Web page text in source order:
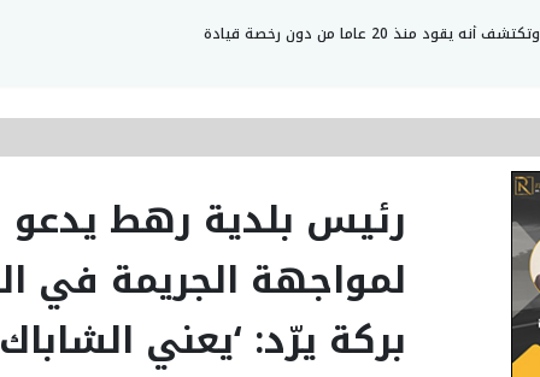
20 عاما من دون رخصة قيادة
رئيس بلدية رهط يدعو
لمواجهة الجريمة في
بركة يرّد: ‘يعني